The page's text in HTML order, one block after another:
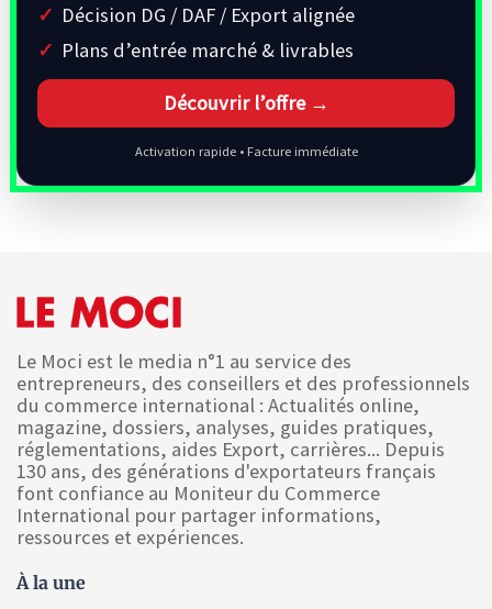
Décision DG / DAF / Export alignée
Plans d’entrée marché & livrables
Découvrir l’offre →
Activation rapide • Facture immédiate
Le Moci est le media n°1 au service des
entrepreneurs, des conseillers et des professionnels
du commerce international : Actualités online,
magazine, dossiers, analyses, guides pratiques,
réglementations, aides Export, carrières... Depuis
130 ans, des générations d'exportateurs français
font confiance au Moniteur du Commerce
International pour partager informations,
ressources et expériences.
À la une